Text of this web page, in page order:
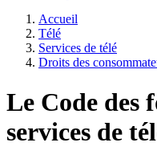
Accueil
Télé
Services de télé
Droits des
Le Code des
services de